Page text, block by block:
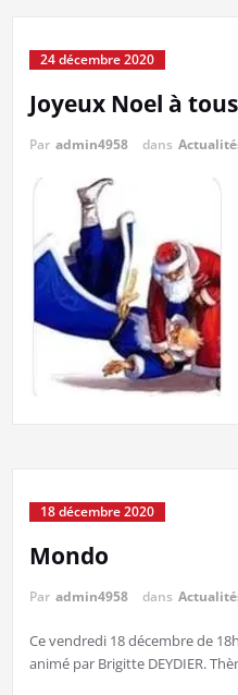
24 décembre 2020
Joyeux Noel à tous
Par admin4958 dans
18 décembre 2020
Mondo
Par admin4958 dans
Ce vendredi 18 décembre de
animé par Brigitte DEYDIER.